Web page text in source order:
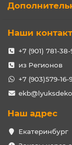
Наши
+7 (901) 781-38-
из Регионов
+7 (903)579-16-
Наш адрес
Екатеринбург